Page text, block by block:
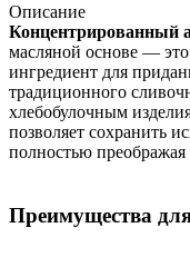
Описание
Концентрированный
масляной основе —
ингредиент для
традиционного
хлебобулочным
позволяет сохранить
полностью
Преимущества